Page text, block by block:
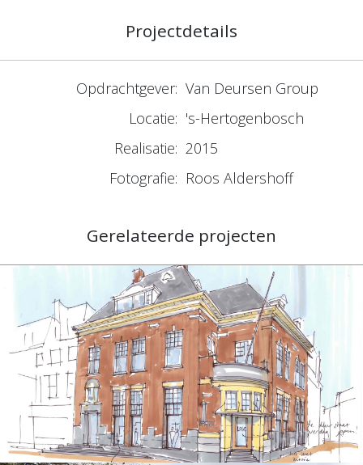
Projectdetails
Opdrachtgever: Van Deursen Group
Locatie: 's-Hertogenbosch
Realisatie: 2015
Fotografie: Roos Aldershoff
Gerelateerde projecten